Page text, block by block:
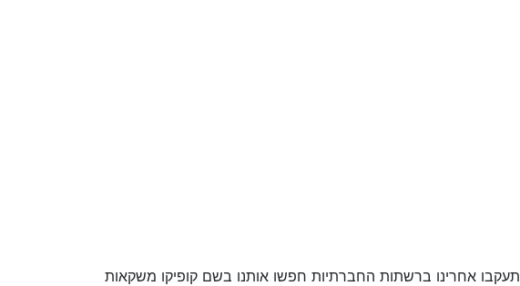
תעקבו אחרינו ברשתות החברתיות חפשו אותנו בשם קופיקו משקאות